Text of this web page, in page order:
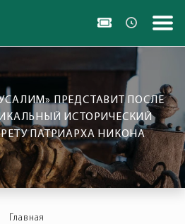
ПРЕДСТАВИТ ПОСЛЕ
ИСТОРИЧЕСКИЙ
ПАТРИАРХА НИКОНА
Главная